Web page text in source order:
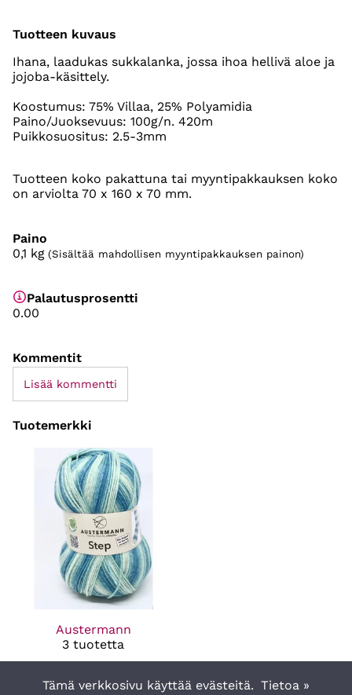
Tuotteen kuvaus
Ihana, laadukas sukkalanka, jossa ihoa hellivä aloe ja
jojoba-käsittely.
Koostumus: 75% Villaa, 25% Polyamidia
Paino/Juoksevuus: 100g/n. 420m
Puikkosuositus: 2.5-3mm
Tuotteen koko pakattuna tai myyntipakkauksen koko
on arviolta 70 x 160 x 70 mm.
Paino
0,1 kg (Sisältää mahdollisen myyntipakkauksen painon)
Palautusprosentti
0.00
Kommentit
Lisää kommentti
Tuotemerkki
Austermann
3 tuotetta
Tämä verkkosivu käyttää evästeitä. Tietoa »